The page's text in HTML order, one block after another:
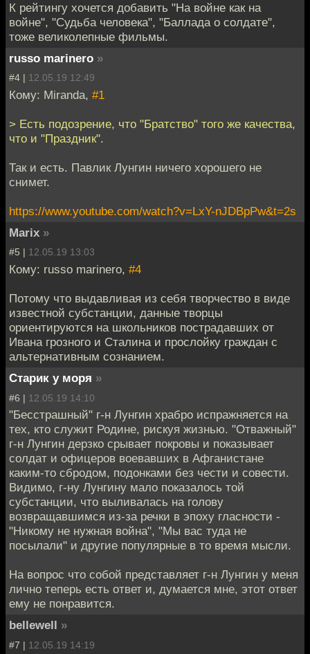
К рейтингу хочется добавить "На войне как на
войне", "Судьба человека", "Баллада о солдате",
тоже великолепные фильмы.
russo marinero »
#4 | 12.05.19 12:49
Кому: Miranda, #1
> Есть подозрение, что "Братство" того же качества,
что и "Праздник".
Так и есть. Павлик Лунгин ничего хорошего не
снимет.
https://www.youtube.com/watch?v=LxY-nJDBpPw&t=2s
Marix »
#5 | 12.05.19 13:03
Кому: russo marinero, #4
Потому что выдавливая из себя творчество в виде
известной субстанции, данные творцы
ориентируются на школьников пострадавших от
Ивана грозного и Сталина и прослойку граждан с
альтернативным сознанием.
Старик у моря »
#6 | 12.05.19 14:10
"Бесстрашный" г-н Лунгин храбро испражняется на
тех, кто служит Родине, рискуя жизнью. "Отважный"
г-н Лунгин дерзко срывает покровы и показывает
солдат и офицеров воевавших в Афганистане
каким-то сбродом, подонками без чести и совести.
Видимо, г-ну Лунгину мало показалось той
субстанции, что выливалась на голову
возвращавшимся из-за речки в эпоху гласности -
"Никому не нужная война", "Мы вас туда не
посылали" и другие популярные в то время мысли.
На вопрос что собой представляет г-н Лунгин у меня
лично теперь есть ответ и, думается мне, этот ответ
ему не понравится.
bellewell »
#7 | 12.05.19 14:19